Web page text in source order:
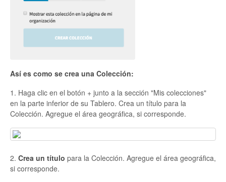
Así es como se crea una Colección:
1. Haga clic en el botón + junto a la sección "Mis colecciones"
en la parte inferior de su Tablero. Crea un título para la
Colección. Agregue el área geográfica, si corresponde.
2. Crea un título para la Colección. Agregue el área geográfica,
si corresponde.